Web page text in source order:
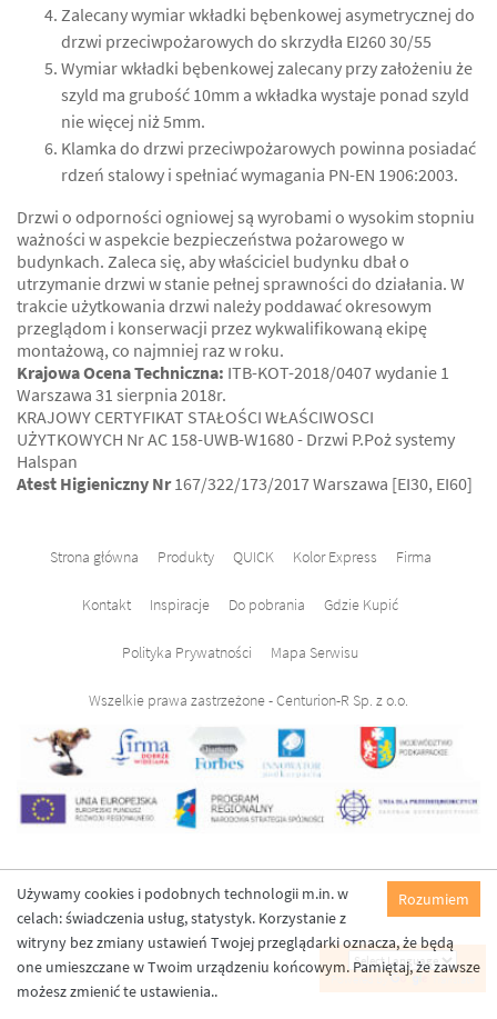
Zalecany wymiar wkładki bębenkowej asymetrycznej do
drzwi przeciwpożarowych do skrzydła EI260 30/55
Wymiar wkładki bębenkowej zalecany przy założeniu że
szyld ma grubość 10mm a wkładka wystaje ponad szyld
nie więcej niż 5mm.
Klamka do drzwi przeciwpożarowych powinna posiadać
rdzeń stalowy i spełniać wymagania PN-EN 1906:2003.
Drzwi o odporności ogniowej są wyrobami o wysokim stopniu
ważności w aspekcie bezpieczeństwa pożarowego w
budynkach. Zaleca się, aby właściciel budynku dbał o
utrzymanie drzwi w stanie pełnej sprawności do działania. W
trakcie użytkowania drzwi należy poddawać okresowym
przeglądom i konserwacji przez wykwalifikowaną ekipę
montażową, co najmniej raz w roku.
Krajowa Ocena Techniczna: ITB-KOT-2018/0407 wydanie 1
Warszawa 31 sierpnia 2018r.
KRAJOWY CERTYFIKAT STAŁOŚCI WŁAŚCIWOSCI
UŻYTKOWYCH Nr AC 158-UWB-W1680 - Drzwi P.Poż systemy
Halspan
Atest Higieniczny Nr167/322/173/2017 Warszawa [EI30, EI60]
Strona główna Produkty QUICK Kolor Express Firma
Kontakt Inspiracje Do pobrania Gdzie Kupić
Polityka Prywatności Mapa Serwisu
Wszelkie prawa zastrzeżone - Centurion-R Sp. z o.o.
Powered by
Rozumiem
Używamy cookies i podobnych technologii m.in. w
celach: świadczenia usług, statystyk. Korzystanie z
witryny bez zmiany ustawień Twojej przeglądarki oznacza, że będą
one umieszczane w Twoim urządzeniu końcowym. Pamiętaj, że zawsze
możesz zmienić te ustawienia..